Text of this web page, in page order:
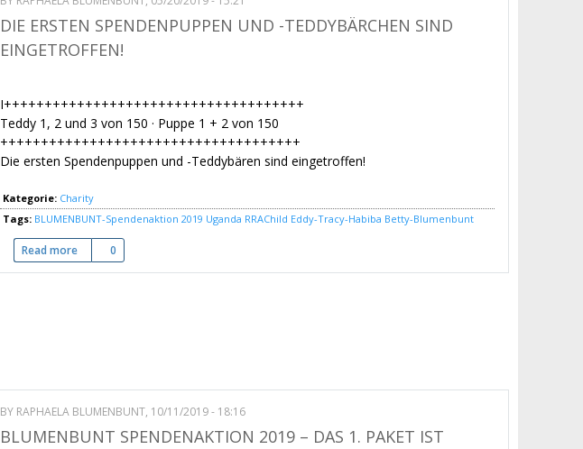
DIE ERSTEN SPENDENPUPPEN UND -TEDDYBÄRCHEN SIND
EINGETROFFEN!
I+++++++++++++++++++++++++++++++++++++
Teddy 1, 2 und 3 von 150 · Puppe 1 + 2 von 150
+++++++++++++++++++++++++++++++++++++
Die ersten Spendenpuppen und -Teddybären sind eingetroffen!
Kategorie: Charity
Tags: BLUMENBUNT-Spendenaktion 2019 Uganda RRAChild Eddy-Tracy-Habiba Betty-Blumenbunt
Read moreabout Die ersten Spendenpuppen und -Teddybärchen sind eingetroffen!
0
BY RAPHAELA BLUMENBUNT, 10/11/2019 - 18:16
BLUMENBUNT SPENDENAKTION 2019 – DAS 1. PAKET IST